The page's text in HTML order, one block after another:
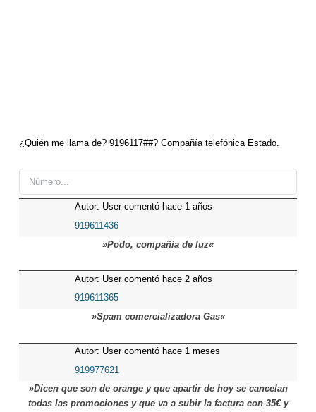
¿Quién me llama de? 9196117##? Compañía telefónica Estado.
Autor: User comentó hace 1 años
919611436
»Podo, compañía de luz«
Autor: User comentó hace 2 años
919611365
»Spam comercializadora Gas«
Autor: User comentó hace 1 meses
919977621
»Dicen que son de orange y que apartir de hoy se cancelan
todas las promociones y que va a subir la factura con 35€ y